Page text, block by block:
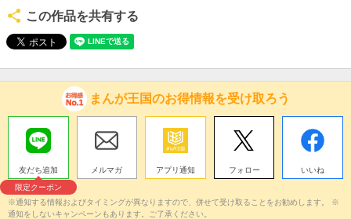
この作品を共有する
まんが王国のお得情報を受け取ろう
友だち追加
限定クーポン
メルマガ アプリ通知 フォロー いいね
※通知する情報およびタイミングが異なりますので、併せて受け取ることをお勧めします。 ※
通知をしないキャンペーンもあります。ご了承ください。